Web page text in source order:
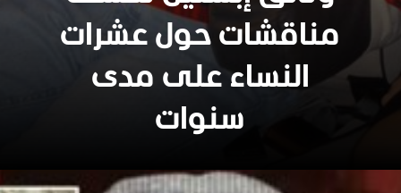
مناقشات حول عشرات
النساء على مدى
سنوات